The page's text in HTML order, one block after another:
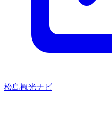
松島観光ナビ